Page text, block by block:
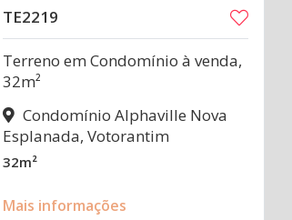
TE2219
Terreno em Condomínio à venda,
32m²
Condomínio Alphaville Nova
Esplanada, Votorantim
32m²
Mais informações